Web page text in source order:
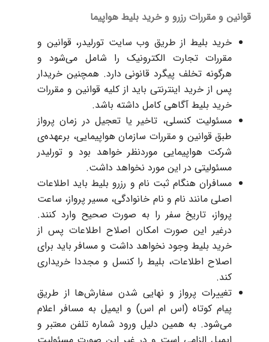
قوانین و مقررات رزرو و خرید بلیط هواپیما
خرید بلیط از طریق وب سایت تورلیدر، قوانین و
مقررات تجارت الکترونیک را شامل می‌شود و
هرگونه تخلف پیگرد قانونی دارد. همچنین خریدار
پس از خرید اینترنتی باید از کلیه قوانین و مقررات
خرید بلیط آگاهی کامل داشته باشد.
مسئولیت کنسلی،‌ تاخیر یا تعجیل در زمان پرواز
طبق قوانین و مقررات سازمان هواپیمایی، برعهده‌ی
شرکت هواپیمایی موردنظر خواهد بود و تورلیدر
مسئولیتی در این مورد نخواهد داشت.
مسافران هنگام ثبت نام و رزرو بلیط باید اطلاعات
اصلی مانند نام و نام خانوادگی،‌ مسیر پرواز، ساعت
پرواز، تاریخ سفر را به صورت صحیح وارد کنند.
درغیر این صورت امکان اصلاح اطلاعات پس از
خرید بلیط وجود نخواهد داشت و مسافر باید برای
اصلاح اطلاعات، بلیط را کنسل و مجددا خریداری
کند.
تغییرات پرواز و نهایی شدن سفارش‌ها از طریق
پیام کوتاه (اس ام اس) و ایمیل به مسافر اعلام
می‌شود. به همین دلیل ورود شماره تلفن معتبر و